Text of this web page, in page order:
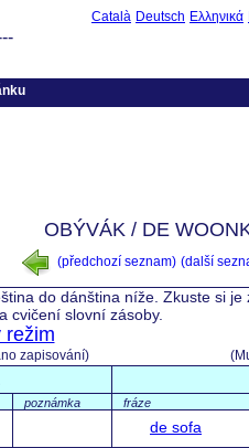
Català Deutsch Ελληνικά
OBÝVÁK / DE
(předchozí seznam) (další
do dánština níže. Zkuste si
cvičení slovní zásoby.
režim
zapisování)
poznámka fráze
de sofa